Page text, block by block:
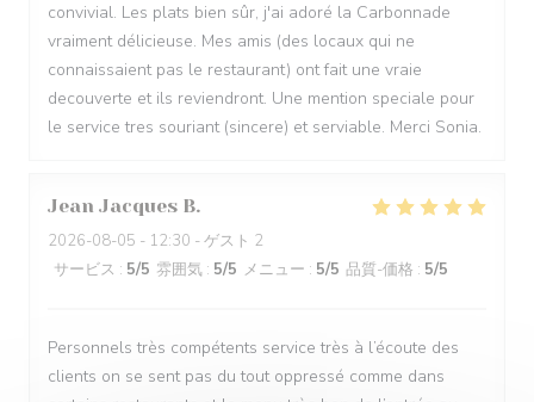
convivial. Les plats bien sûr, j'ai adoré la Carbonnade
vraiment délicieuse. Mes amis (des locaux qui ne
connaissaient pas le restaurant) ont fait une vraie
decouverte et ils reviendront. Une mention speciale pour
le service tres souriant (sincere) et serviable. Merci Sonia.
Jean Jacques B
2026-08-05 - 12:30 - ゲスト 2
サービス : 5/5 雰囲気 : 5/5 メニュー : 5/5 品質-価格 : 5/5
Personnels très compétents service très à l’écoute des
clients on se sent pas du tout oppressé comme dans